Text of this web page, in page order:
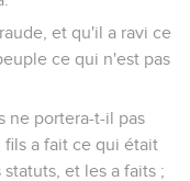
et qu'il a ravi ce
ce qui n'est pas
ne portera-t-il pas
fils a fait ce qui était
et les a faits ;